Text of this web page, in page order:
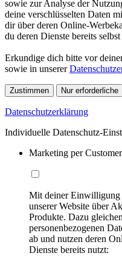
sowie zur Analyse der
deine verschlüsselten Daten
dir über deren Online-
du deren Dienste bereits
Erkundige dich bitte vor
sowie in unserer
Zustimmen Nur erforderliche
Datenschutzerklärung
Individuelle Datenschutz-
Marketing per
Mit deiner Einwilligung
unserer Website über
Produkte. Dazu
personenbezogenen
ab und nutzen deren
Dienste bereits nutzt: